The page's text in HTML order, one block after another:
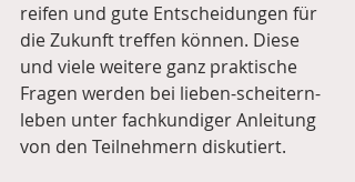
reifen und gute Entscheidungen für
die Zukunft treffen können. Diese
und viele weitere ganz praktische
Fragen werden bei lieben-scheitern-
leben unter fachkundiger Anleitung
von den Teilnehmern diskutiert.